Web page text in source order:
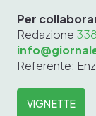
Per
Redazione
Referente:
VIGNETTE